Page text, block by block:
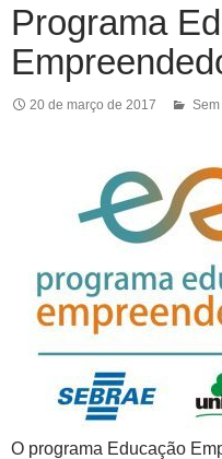
Programa
20 de março de 2017
O programa Educação